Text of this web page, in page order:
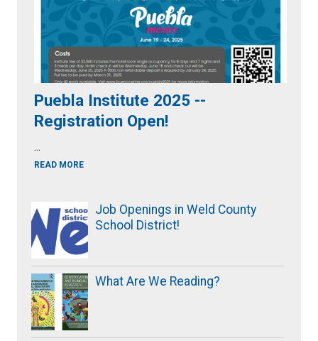
Puebla Institute 2025 --
Registration Open!
...
READ MORE
Job Openings in Weld County
School District!
What Are We Reading?